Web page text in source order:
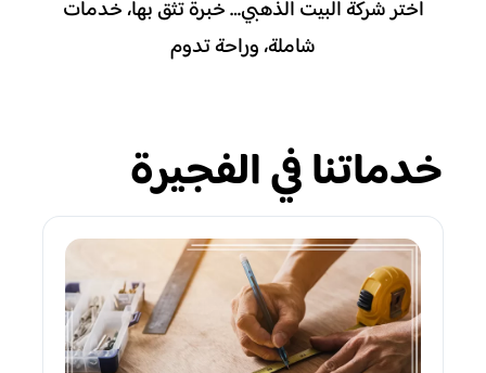
اختر شركة البيت الذهبي… خبرة تثق بها، خدمات
شاملة، وراحة تدوم
خدماتنا في الفجيرة